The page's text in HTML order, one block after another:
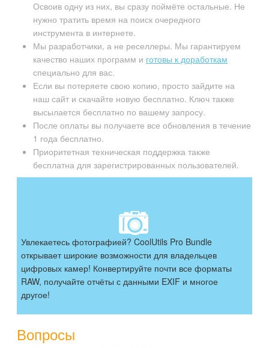
Освоив одну из них, вы сразу поймёте остальные. Не
нужно тратить время на поиск очередного
инструмента в интернете.
Мы разработчики, а не реселлеры. Мы гарантируем
качество наших программ и готовы к доработкам
специально для вас.
Если вы потеряете свою копию, просто зайдите на
наш сайт и скачайте новую бесплатно. Ключ также
высылается бесплатно по вашему запросу.
После оплаты вы получаете все обновления в течение
1 года бесплатно.
Приоритетная техническая поддержка также
бесплатна для зарегистрированных пользователей.
Увлекаетесь фотографией? CoolUtils Pro Bundle
открывает широкие возможности для владельцев
цифровых камер! Конвертируйте почти все форматы
RAW, получайте отчёты с данными EXIF и многое
другое!
Вопросы